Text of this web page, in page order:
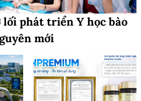
lối phát triển Y học bào
mới